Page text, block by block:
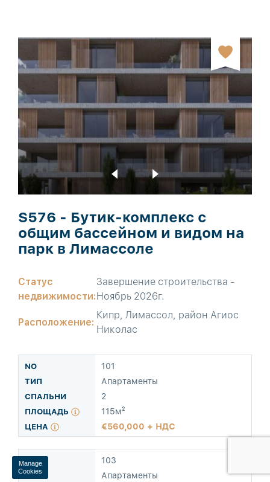
S576 - Бутик-комплекс с
общим бассейном и видом на
парк в Лимассоле
Статус
недвижимости:
Завершение строительства -
Ноябрь 2026г.
Расположение:
Кипр, Лимассол, район Агиос
Николас
101
Апартаменты
2
115м²
560,000 + НДС
Manage
Cookies